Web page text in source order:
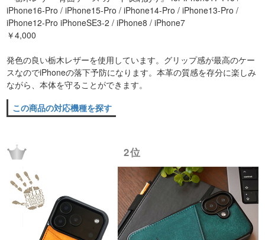
iPhone16-Pro / iPhone15-Pro / iPhone14-Pro / iPhone13-Pro /
iPhone12-Pro iPhoneSE3-2 / iPhone8 / iPhone7
￥4,000
発色の良い栃木レザーを使用しています。グリップ感が最高のケー
スなのでiPhoneの落下予防になります。本革の質感を存分に楽しみ
ながら、本体を守ることができます。
この商品の対応機種を探す
2位